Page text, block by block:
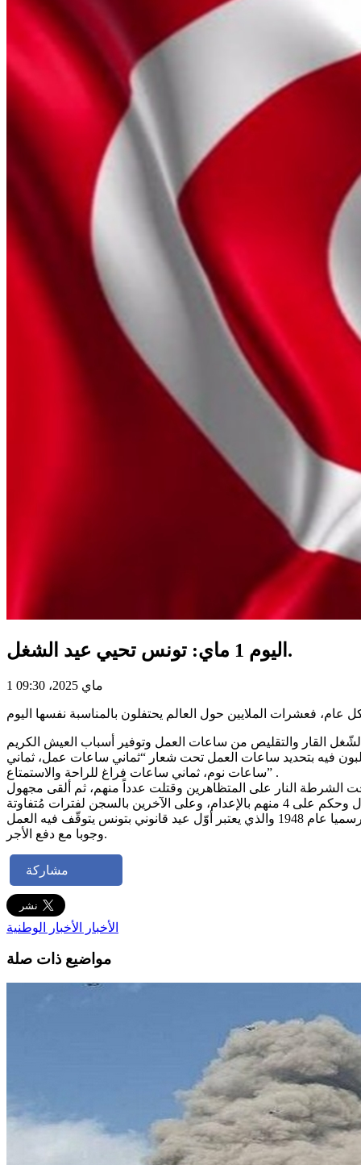
اليوم 1 ماي: تونس تحيي عيد الشغل.
1 ماي 2025، 09:30
في شيكاغو ومن ثم في تورنتو إضرابا عن العمل شارك فيه ما بين 350 و400 ألف عامل، يطالبون فيه بتحديد ساعات العمل تحت شعار “ثماني ساعات عمل، ثماني
ساعات نوم، ثماني ساعات فراغ للراحة والاستمتاع” .
الشرطة النار على المتظاهرين وقتلت عدداً منهم، ثم ألقى مجهول
أما في تونس، فيعود تاريخ إقامة أوّل عيد شغل بالبلاد التونسية إلى عام 1946 وهي سنة تأسيس الاتحاد العام التونسي للشغل ليتم إقراره رسميا عام 1948 والذي يعتبر أوّل عيد قانوني بتونس يتوقّف فيه العمل
وجوبا مع دفع الأجر.
مشاركة
الأخبار الأخبار الوطنية
مواضيع ذات صلة